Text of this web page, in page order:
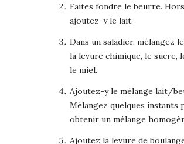
Faites fondre le beurre.
ajoutez-y le lait.
Dans un saladier, mélangez
la levure chimique, le sucre,
le miel.
Ajoutez-y le mélange lait/
Mélangez quelques instants
obtenir un mélange
Ajoutez la levure de